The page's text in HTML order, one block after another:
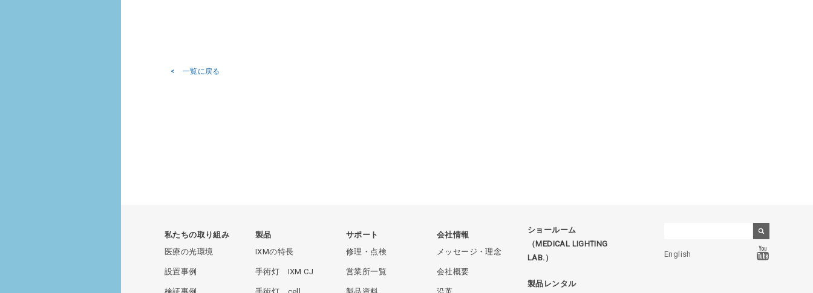
< 一覧に戻る
私たちの取り組み
医療の光環境
設置事例
製品
IXMの特長
手術灯 IXM CJ
サポート
修理・点検
営業所一覧
会社情報
メッセージ・理念
会社概要
ショールーム
（MEDICAL LIGHTING
LAB.）
製品レンタル
English